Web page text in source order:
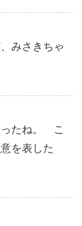
みさきちゃ
ったね。 こ
を表した